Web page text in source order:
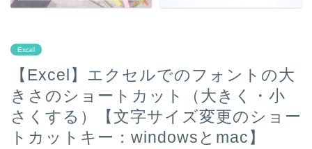
Excel
【Excel】エクセルでのフォントの大
きさのショートカット（大きく・小
さくする）【文字サイズ変更のショー
トカットキー：windowsとmac】